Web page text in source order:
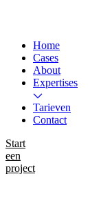
Home
Cases
About
Expertises
Tarieven
Contact
Start
een
project